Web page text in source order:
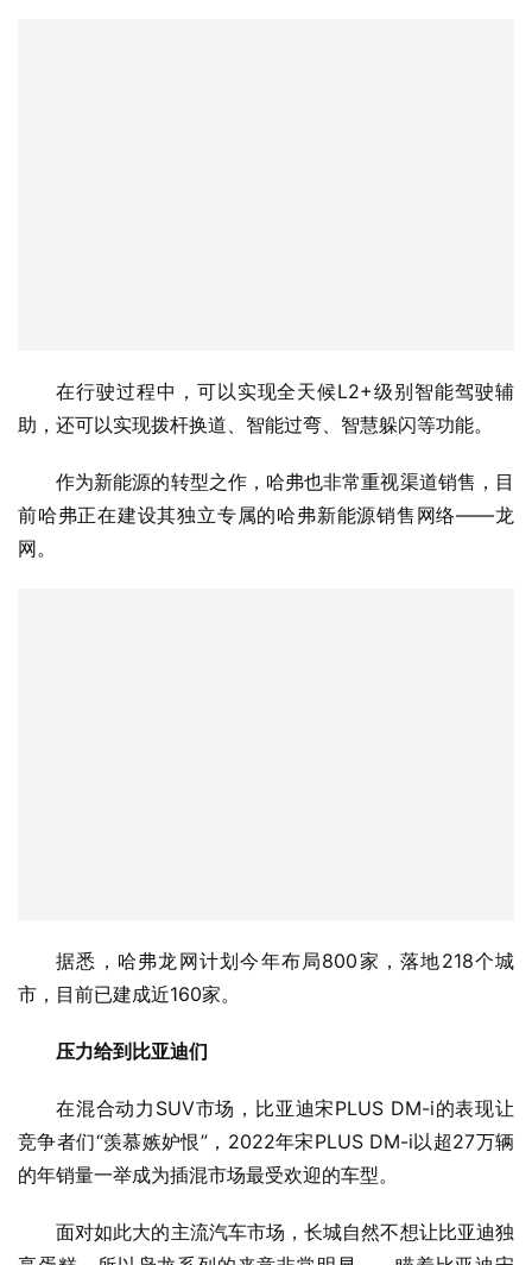
在行驶过程中，可以实现全天候L2+级别智能驾驶辅
助，还可以实现拨杆换道、智能过弯、智慧躲闪等功能。
作为新能源的转型之作，哈弗也非常重视渠道销售，目
前哈弗正在建设其独立专属的哈弗新能源销售网络——龙
网。
据悉，哈弗龙网计划今年布局800家，落地218个城
市，目前已建成近160家。
压力给到比亚迪们
在混合动力SUV市场，比亚迪宋PLUS DM-i的表现让
竞争者们“羡慕嫉妒恨”，2022年宋PLUS DM-i以超27万辆
的年销量一举成为插混市场最受欢迎的车型。
面对如此大的主流汽车市场，长城自然不想让比亚迪独